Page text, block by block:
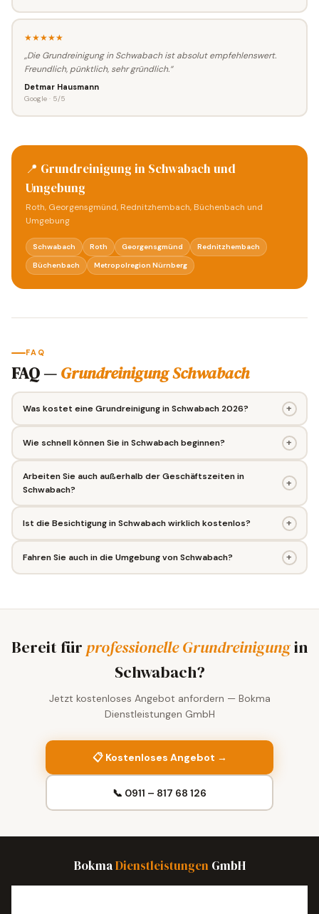
★★★★★
„Die Grundreinigung in Schwabach ist absolut empfehlenswert.
Freundlich, pünktlich, sehr gründlich.“
Detmar Hausmann
Google · 5/5
📍 Grundreinigung in Schwabach und
Umgebung
Roth, Georgensgmünd, Rednitzhembach, Büchenbach und
Umgebung
Schwabach Roth Georgensgmünd
Rednitzhembach
Büchenbach
Metropolregion Nürnberg
FAQ
FAQ —Grundreinigung Schwabach
Was kostet eine Grundreinigung in Schwabach 2026? +
Wie schnell können Sie in Schwabach beginnen? +
Arbeiten Sie auch außerhalb der Geschäftszeiten in
Schwabach?
+
Ist die Besichtigung in Schwabach wirklich kostenlos? +
Fahren Sie auch in die Umgebung von Schwabach? +
Bereit fürprofessionelle Grundreinigungin
Schwabach?
Jetzt kostenloses Angebot anfordern — Bokma
Dienstleistungen GmbH
📋 Kostenloses Angebot →
📞 0911 – 817 68 126
BokmaDienstleistungen GmbH